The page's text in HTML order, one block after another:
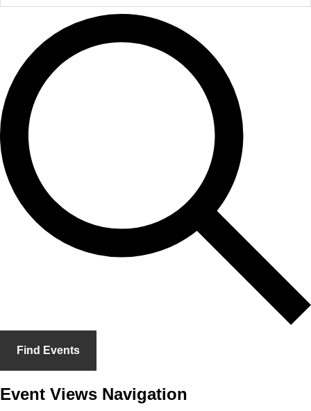
Find Events
Event Views Navigation